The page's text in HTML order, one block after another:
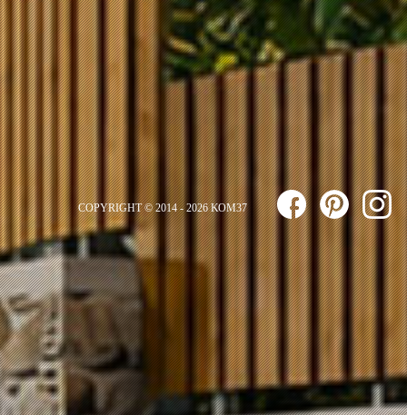
COPYRIGHT © 2014 - 2026 ΚΟΜ37